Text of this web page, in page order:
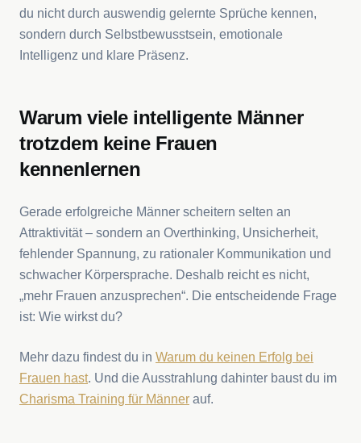
du nicht durch auswendig gelernte Sprüche kennen,
sondern durch Selbstbewusstsein, emotionale
Intelligenz und klare Präsenz.
Warum viele intelligente Männer
trotzdem keine Frauen
kennenlernen
Gerade erfolgreiche Männer scheitern selten an
Attraktivität – sondern an Overthinking, Unsicherheit,
fehlender Spannung, zu rationaler Kommunikation und
schwacher Körpersprache. Deshalb reicht es nicht,
„mehr Frauen anzusprechen“. Die entscheidende Frage
ist: Wie wirkst du?
Mehr dazu findest du in Warum du keinen Erfolg bei
Frauen hast. Und die Ausstrahlung dahinter baust du im
Charisma Training für Männer auf.